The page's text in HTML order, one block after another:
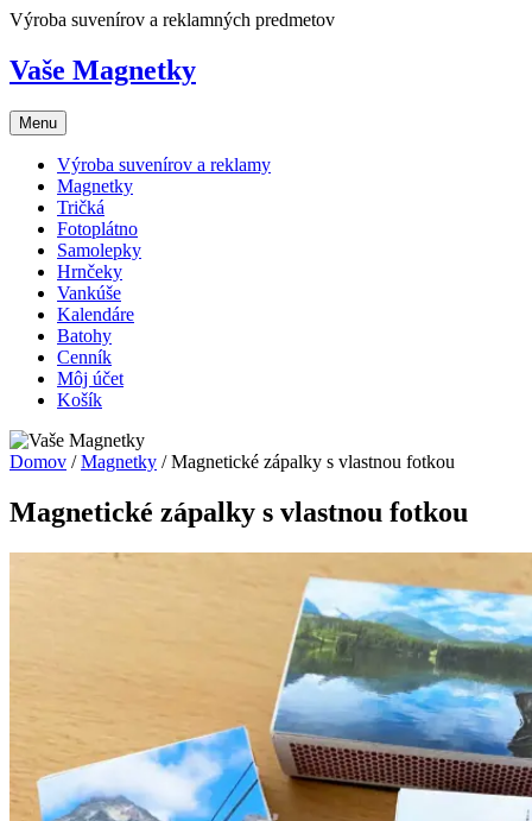
Skip
content
Výroba suvenírov a reklamných predmetov
Vaše Magnetky
Menu
Výroba suvenírov a reklamy
Magnetky
Tričká
Fotoplátno
Samolepky
Hrnčeky
Vankúše
Kalendáre
Batohy
Cenník
Môj účet
Košík
Domov /Magnetky / Magnetické zápalky s vlastnou fotkou
Magnetické zápalky s vlastnou fotkou